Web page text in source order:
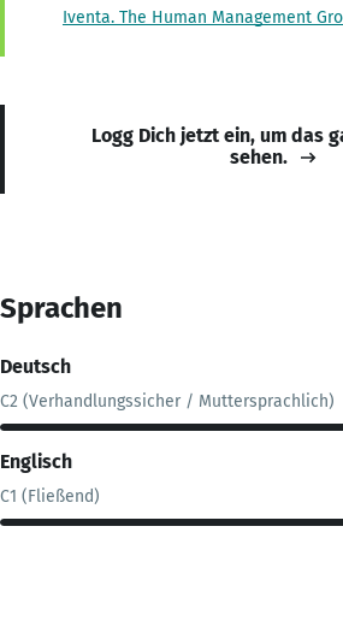
Iventa. The Human Management
Logg Dich jetzt ein, um das
sehen.
Sprachen
Deutsch
C2 (Verhandlungssicher / Muttersprachlich)
Englisch
C1 (Fließend)